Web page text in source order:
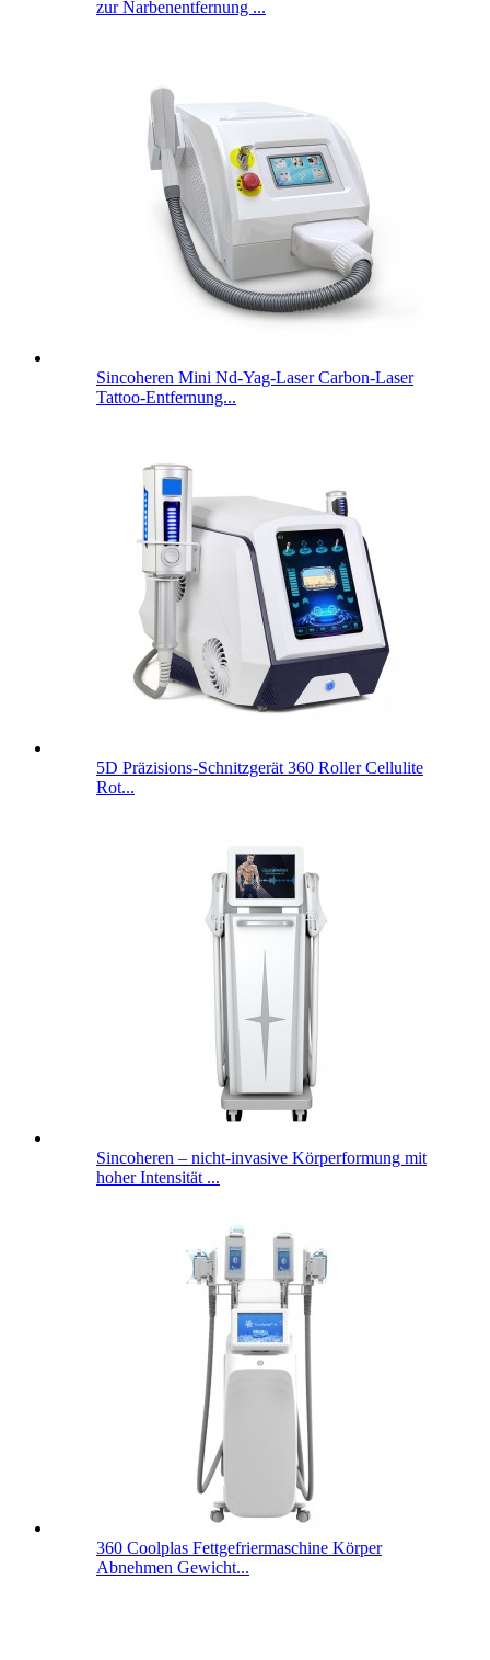
zur Narbenentfernung ...
Sincoheren Mini Nd-Yag-Laser Carbon-Laser
Tattoo-Entfernung...
5D Präzisions-Schnitzgerät 360 Roller Cellulite
Rot...
Sincoheren – nicht-invasive Körperformung mit
hoher Intensität ...
360 Coolplas Fettgefriermaschine Körper
Abnehmen Gewicht...